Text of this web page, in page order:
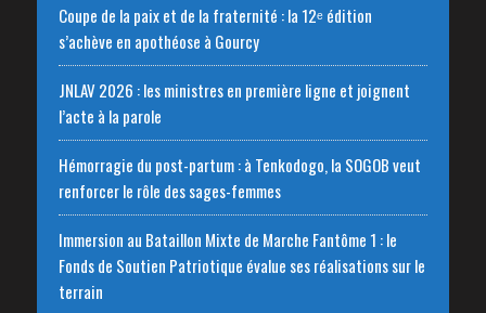
Coupe de la paix et de la fraternité : la 12ᵉ édition
s’achève en apothéose à Gourcy
JNLAV 2026 : les ministres en première ligne et joignent
l’acte à la parole
Hémorragie du post-partum : à Tenkodogo, la SOGOB veut
renforcer le rôle des sages-femmes
Immersion au Bataillon Mixte de Marche Fantôme 1 : le
Fonds de Soutien Patriotique évalue ses réalisations sur le
terrain